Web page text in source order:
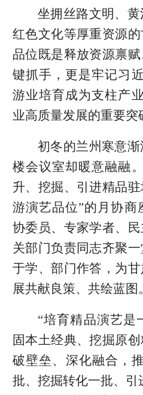
坐拥丝路文明、黄
红色文化等厚重资源
品位既是释放资源禀
键抓手，更是牢记习
游业培育成为支柱产
业高质量发展的重要突
初冬的兰州寒意
楼会议室却暖意融融
升、挖掘、引进精品
游演艺品位”的月协商
协委员、专家学者、
关部门负责同志齐聚
于学、部门作答，为
展共献良策、共绘蓝图。
“培育精品演艺是
固本土经典、挖掘原
破壁垒、深化融合，
批、挖掘转化一批、引